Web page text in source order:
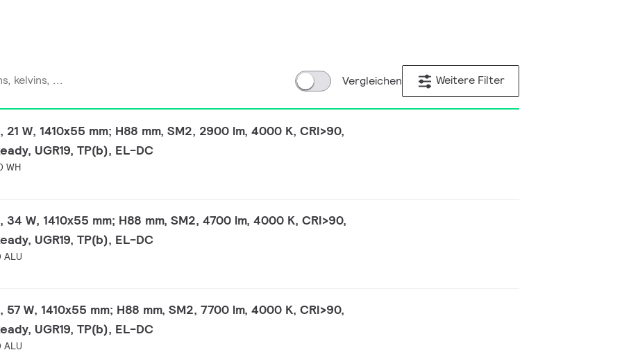
Vergleichen Weitere Filter
W, 1410x55 mm; H88 mm, SM2, 2900 lm, 4000 K, CRI>90,
UGR19, TP(b), EL-DC
WH
W, 1410x55 mm; H88 mm, SM2, 4700 lm, 4000 K, CRI>90,
UGR19, TP(b), EL-DC
ALU
W, 1410x55 mm; H88 mm, SM2, 7700 lm, 4000 K, CRI>90,
UGR19, TP(b), EL-DC
ALU